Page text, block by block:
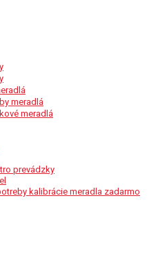
meradlá
meradlá
prevádzky
kalibrácie meradla zadarmo